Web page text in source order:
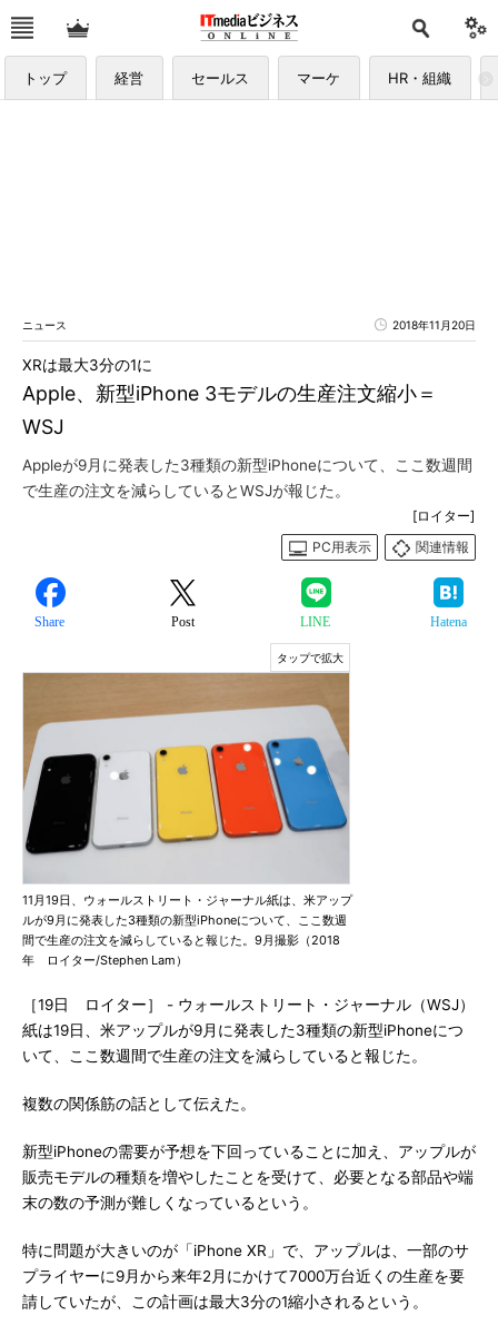
トップ 経営 セールス マーケ HR・組織
ニュース 2018年11月20日
Apple、新型iPhone 3モデルの生産注文縮小＝
WSJ
XRは最大3分の1に
Appleが9月に発表した3種類の新型iPhoneについて、ここ数週間
で生産の注文を減らしているとWSJが報じた。
[ロイター]
PC用表示
関連情報
Share Post LINE Hatena
11月19日、ウォールストリート・ジャーナル紙は、米アップ
ルが9月に発表した3種類の新型iPhoneについて、ここ数週
間で生産の注文を減らしていると報じた。9月撮影（2018
年 ロイター/Stephen Lam）
［19日 ロイター］ - ウォールストリート・ジャーナル（WSJ）
紙は19日、米アップルが9月に発表した3種類の新型iPhoneにつ
いて、ここ数週間で生産の注文を減らしていると報じた。
複数の関係筋の話として伝えた。
新型iPhoneの需要が予想を下回っていることに加え、アップルが
販売モデルの種類を増やしたことを受けて、必要となる部品や端
末の数の予測が難しくなっているという。
特に問題が大きいのが「iPhone XR」で、アップルは、一部のサ
プライヤーに9月から来年2月にかけて7000万台近くの生産を要
請していたが、この計画は最大3分の1縮小されるという。